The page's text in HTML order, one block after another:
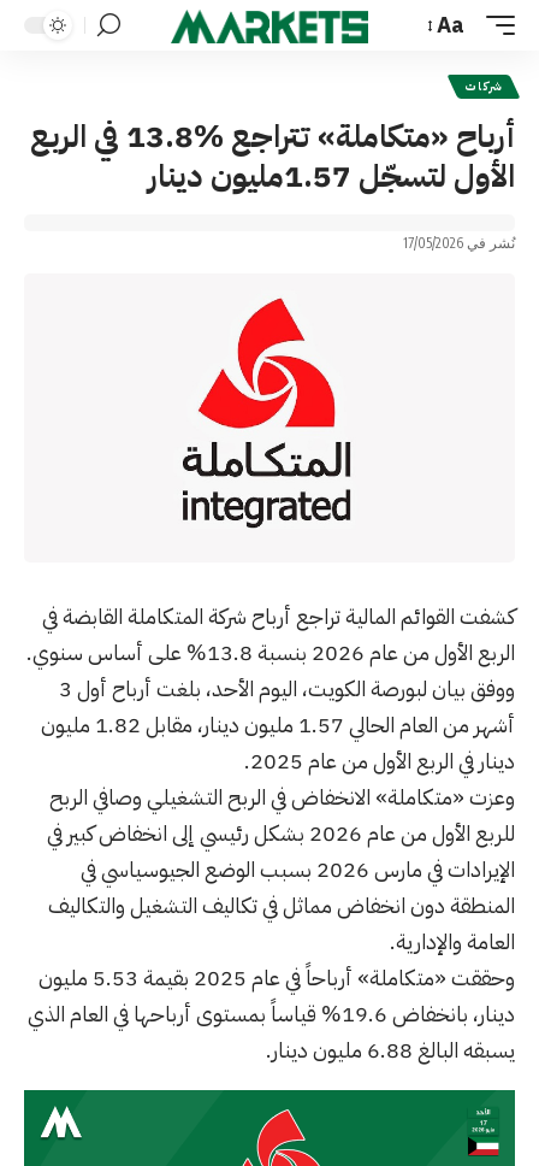
Font
Resizer
Aa
شركات
أرباح «متكاملة» تتراجع %13.8 في الربع
الأول لتسجّل 1.57مليون دينار
نُشر في 17/05/2026
كشفت القوائم المالية تراجع أرباح شركة المتكاملة القابضة في
الربع الأول من عام 2026 بنسبة 13.8% على أساس سنوي.
ووفق بيان لبورصة الكويت، اليوم الأحد، بلغت أرباح أول 3
أشهر من العام الحالي 1.57 مليون دينار، مقابل 1.82 مليون
دينار في الربع الأول من عام 2025.
وعزت «متكاملة» الانخفاض في الربح التشغيلي وصافي الربح
للربع الأول من عام 2026 بشكل رئيسي إلى انخفاض كبير في
الإيرادات في مارس 2026 بسبب الوضع الجيوسياسي في
المنطقة دون انخفاض مماثل في تكاليف التشغيل والتكاليف
العامة والإدارية.
وحققت «متكاملة» أرباحاً في عام 2025 بقيمة 5.53 مليون
دينار، بانخفاض 19.6% قياساً بمستوى أرباحها في العام الذي
يسبقه البالغ 6.88 مليون دينار.